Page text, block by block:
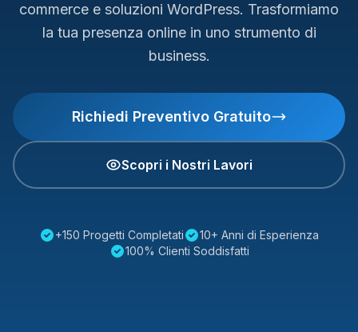
commerce e soluzioni WordPress. Trasformiamo
la tua presenza online in uno strumento di
business.
Richiedi Preventivo Gratuito
Scopri i Nostri Lavori
+150 Progetti Completati
10+ Anni di Esperienza
100% Clienti Soddisfatti